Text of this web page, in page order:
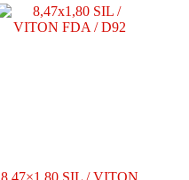
8,47×1,80 SIL / VITON